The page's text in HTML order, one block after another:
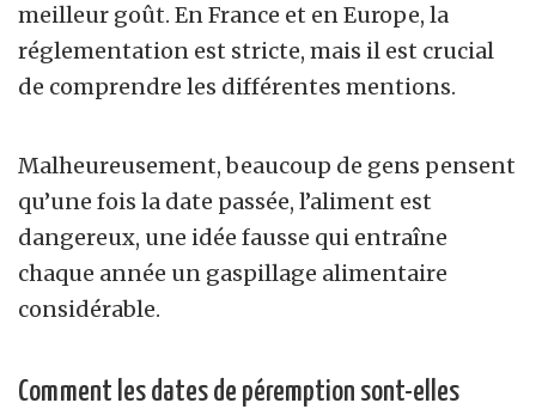
meilleur goût. En France et en Europe, la
réglementation est stricte, mais il est crucial
de comprendre les différentes mentions.
Malheureusement, beaucoup de gens pensent
qu’une fois la date passée, l’aliment est
dangereux, une idée fausse qui entraîne
chaque année un gaspillage alimentaire
considérable.
Comment les dates de péremption sont-elles